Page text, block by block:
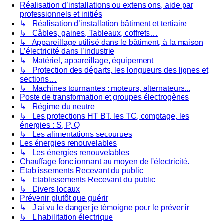
Réalisation d’installations ou extensions, aide par
professionnels et initiés
↳ Réalisation d’installation bâtiment et tertiaire
↳ Câbles, gaines, Tableaux, coffrets…
↳ Appareillage utilisé dans le bâtiment, à la maison
L’électricité dans l’industrie
↳ Matériel, appareillage, équipement
↳ Protection des départs, les longueurs des lignes et
sections…
↳ Machines tournantes : moteurs, alternateurs...
Poste de transformation et groupes électrogènes
↳ Régime du neutre
↳ Les protections HT BT, les TC, comptage, les
énergies : S, P, Q
↳ Les alimentations secourues
Les énergies renouvelables
↳ Les énergies renouvelables
Chauffage fonctionnant au moyen de l'électricité.
Etablissements Recevant du public
↳ Etablissements Recevant du public
↳ Divers locaux
Prévenir plutôt que guérir
↳ J’ai vu le danger je témoigne pour le prévenir
↳ L’habilitation électrique